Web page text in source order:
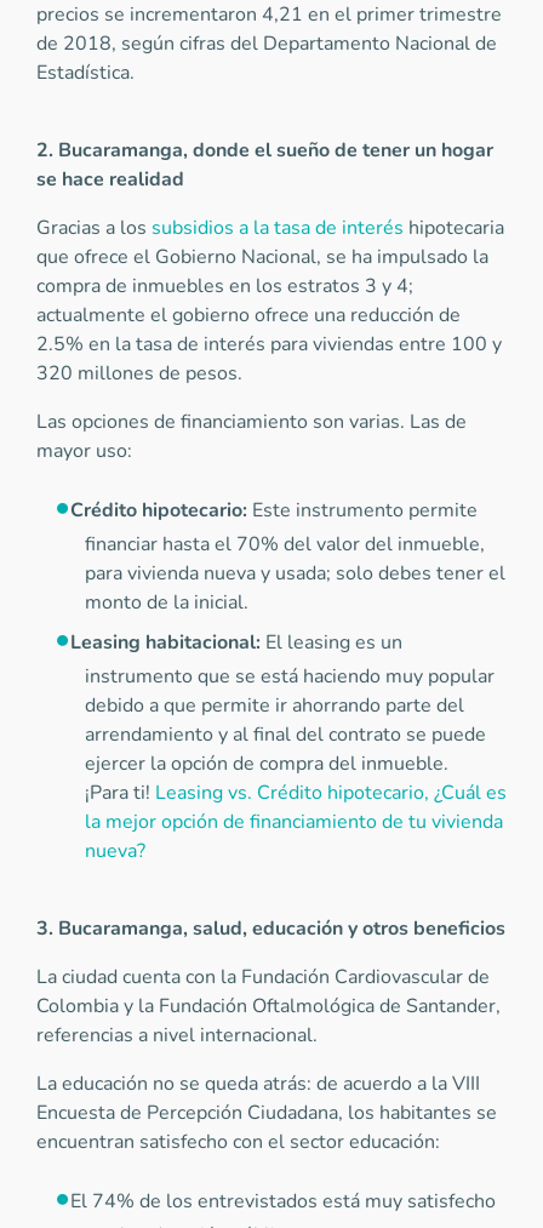
precios se incrementaron 4,21 en el primer trimestre
de 2018, según cifras del Departamento Nacional de
Estadística.
2. Bucaramanga, donde el sueño de tener un hogar
se hace realidad
Gracias a los subsidios a la tasa de interés hipotecaria
que ofrece el Gobierno Nacional, se ha impulsado la
compra de inmuebles en los estratos 3 y 4;
actualmente el gobierno ofrece una reducción de
2.5% en la tasa de interés para viviendas entre 100 y
320 millones de pesos.
Las opciones de financiamiento son varias. Las de
mayor uso:
Crédito hipotecario: Este instrumento permite
financiar hasta el 70% del valor del inmueble,
para vivienda nueva y usada; solo debes tener el
monto de la inicial.
Leasing habitacional: El leasing es un
instrumento que se está haciendo muy popular
debido a que permite ir ahorrando parte del
arrendamiento y al final del contrato se puede
ejercer la opción de compra del inmueble.
¡Para ti! Leasing vs. Crédito hipotecario, ¿Cuál es
la mejor opción de financiamiento de tu vivienda
nueva?
3. Bucaramanga, salud, educación y otros beneficios
La ciudad cuenta con la Fundación Cardiovascular de
Colombia y la Fundación Oftalmológica de Santander,
referencias a nivel internacional.
La educación no se queda atrás: de acuerdo a la VIII
Encuesta de Percepción Ciudadana, los habitantes se
encuentran satisfecho con el sector educación:
El 74% de los entrevistados está muy satisfecho